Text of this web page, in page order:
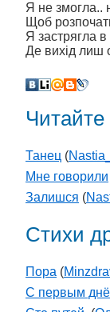
Я не змогла..
Щоб
Я застрягла в
Де вихід лиш
Танец (
Мне говорили
Залишся (
Стихи
Пора (
С первым